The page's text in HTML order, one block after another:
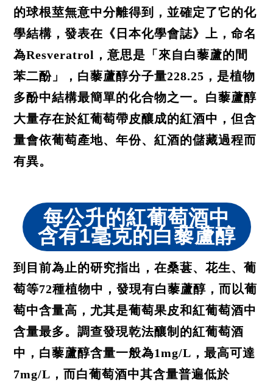
的球根莖無意中分離得到，並確定了它的化
學結構，發表在《日本化學會誌》上，命名
為Resveratrol，意思是「來自白藜蘆的間
苯二酚」，白藜蘆醇分子量228.25，是植物
多酚中結構最簡單的化合物之一。白藜蘆醇
大量存在於紅葡萄帶皮釀成的紅酒中，但含
量會依葡萄產地、年份、紅酒的儲藏過程而
有異。
每公升的紅葡萄酒中
含有1毫克的白藜蘆醇
到目前為止的研究指出，在桑葚、花生、葡
萄等72種植物中，發現有白藜蘆醇，而以葡
萄中含量高，尤其是葡萄果皮和紅葡萄酒中
含量最多。調查發現乾法釀制的紅葡萄酒
中，白藜蘆醇含量一般為1mg/L，最高可達
7mg/L，而白葡萄酒中其含量普遍低於